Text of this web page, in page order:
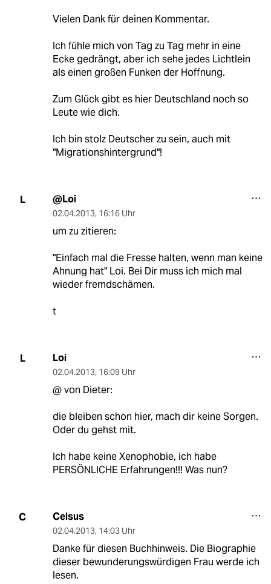
Vielen Dank für deinen Kommentar.
Ich fühle mich von Tag zu Tag mehr in eine
Ecke gedrängt, aber ich sehe jedes Lichtlein
als einen großen Funken der Hoffnung.
Zum Glück gibt es hier Deutschland noch so
Leute wie dich.
Ich bin stolz Deutscher zu sein, auch mit
"Migrationshintergrund"!
L @Loi
02.04.2013, 16:16 Uhr
um zu zitieren:
"Einfach mal die Fresse halten, wenn man keine
Ahnung hat" Loi. Bei Dir muss ich mich mal
wieder fremdschämen.
t
L Loi
02.04.2013, 16:09 Uhr
@ von Dieter:
die bleiben schon hier, mach dir keine Sorgen.
Oder du gehst mit.
Ich habe keine Xenophobie, ich habe
PERSÖNLICHE Erfahrungen!!! Was nun?
C Celsus
02.04.2013, 14:03 Uhr
Danke für diesen Buchhinweis. Die Biographie
dieser bewunderungswürdigen Frau werde ich
lesen.